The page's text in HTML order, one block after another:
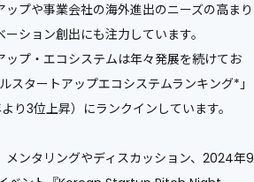
プや事業会社の海外進出のニーズの高まり
ション創出にも注力しています。
プ・エコシステムは年々発展を続けてお
スタートアップエコシステムランキング*」
り3位上昇）にランクインしています。
メンタリングやディスカッション、2024年9